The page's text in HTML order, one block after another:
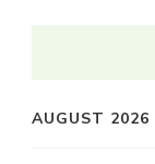
AUGUST 2026